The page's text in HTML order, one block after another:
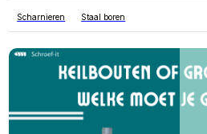
Scharnieren Staal boren